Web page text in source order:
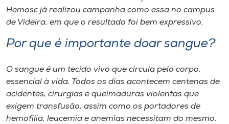
Biblioteca
Rádio
Museu
Hemosc já realizou campanha como essa no campus
de Videira, em que o resultado foi bem expressivo.
Por que é importante doar sangue?
O sangue é um tecido vivo que circula pelo corpo,
essencial à vida. Todos os dias acontecem centenas de
acidentes, cirurgias e queimaduras violentas que
exigem transfusão, assim como os portadores de
hemofilia, leucemia e anemias necessitam do mesmo.